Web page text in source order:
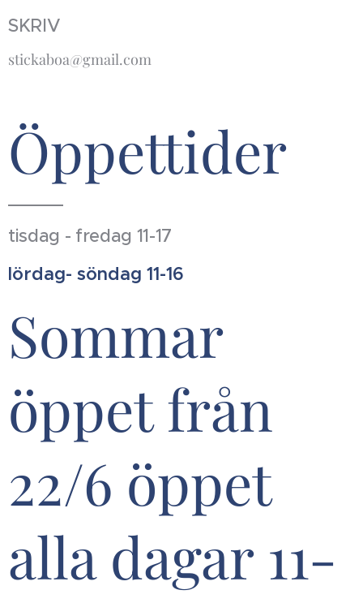
SKRIV
stickaboa@gmail.com
Öppettider
tisdag - fredag 11-17
lördag- söndag 11-16
Sommar
öppet från
22/6 öppet
alla dagar 11-